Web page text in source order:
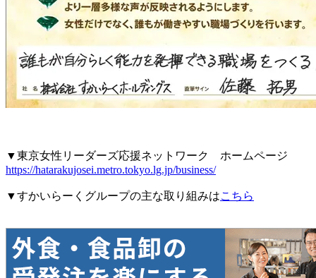
▼東京女性リーダーズ応援ネットワーク ホームページ
https://hatarakujosei.metro.tokyo.lg.jp/business/
▼すかいらーくグループの主な取り組みはこちら